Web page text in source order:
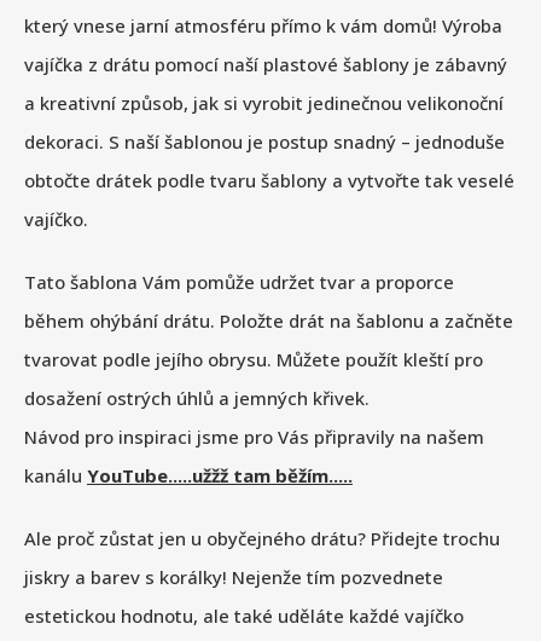
který vnese jarní atmosféru přímo k vám domů! Výroba
vajíčka z drátu pomocí naší plastové šablony je zábavný
a kreativní způsob, jak si vyrobit jedinečnou velikonoční
dekoraci. S naší šablonou je postup snadný – jednoduše
obtočte drátek podle tvaru šablony a vytvořte tak veselé
vajíčko.
Tato šablona Vám pomůže udržet tvar a proporce
během ohýbání drátu. Položte drát na šablonu a začněte
tvarovat podle jejího obrysu. Můžete použít kleští pro
dosažení ostrých úhlů a jemných křivek.
Návod pro inspiraci jsme pro Vás připravily na našem
kanálu YouTube.....užžž tam běžím.....
Ale proč zůstat jen u obyčejného drátu? Přidejte trochu
jiskry a barev s korálky! Nejenže tím pozvednete
estetickou hodnotu, ale také uděláte každé vajíčko